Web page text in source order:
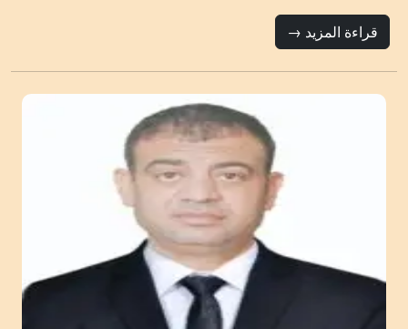
قراءة المزيد →